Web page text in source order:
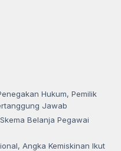
Hukum, Pemilik
Jawab
Belanja Pegawai
Angka Kemiskinan Ikut